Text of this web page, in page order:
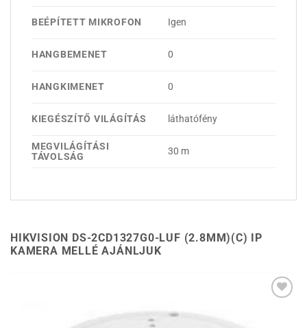
BEÉPÍTETT MIKROFON Igen
HANGBEMENET 0
HANGKIMENET 0
KIEGÉSZÍTŐ VILÁGÍTÁS láthatófény
MEGVILÁGÍTÁSI
TÁVOLSÁG
30 m
HIKVISION DS-2CD1327G0-LUF (2.8MM)(C) IP
KAMERA MELLÉ AJÁNLJUK